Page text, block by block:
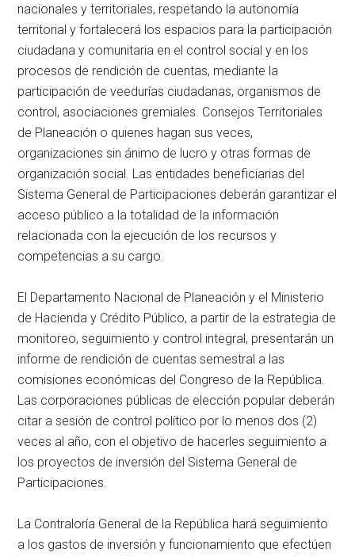
nacionales y territoriales, respetando la autonomía
territorial y fortalecerá los espacios para la participación
ciudadana y comunitaria en el control social y en los
procesos de rendición de cuentas, mediante la
participación de veedurías ciudadanas, organismos de
control, asociaciones gremiales. Consejos Territoriales
de Planeación o quienes hagan sus veces,
organizaciones sin ánimo de lucro y otras formas de
organización social. Las entidades beneficiarias del
Sistema General de Participaciones deberán garantizar el
acceso público a la totalidad de la información
relacionada con la ejecución de los recursos y
competencias a su cargo.
El Departamento Nacional de Planeación y el Ministerio
de Hacienda y Crédito Público, a partir de la estrategia de
monitoreo, seguimiento y control integral, presentarán un
informe de rendición de cuentas semestral a las
comisiones económicas del Congreso de la República.
Las corporaciones públicas de elección popular deberán
citar a sesión de control político por lo menos dos (2)
veces al año, con el objetivo de hacerles seguimiento a
los proyectos de inversión del Sistema General de
Participaciones.
La Contraloría General de la República hará seguimiento
a los gastos de inversión y funcionamiento que efectúen